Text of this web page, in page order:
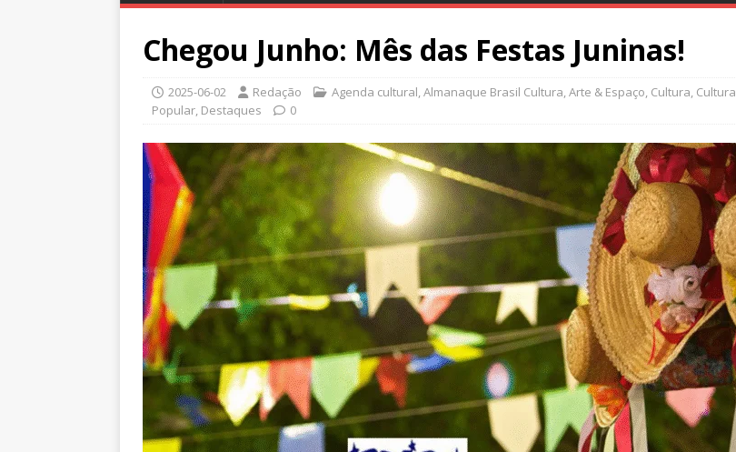
Chegou Junho: Mês das Festas Juninas!
2025-06-02 Redação Agenda cultural,Almanaque Brasil Cultura,Arte & Espaço, Cultura, Cultura
Popular, Destaques 0